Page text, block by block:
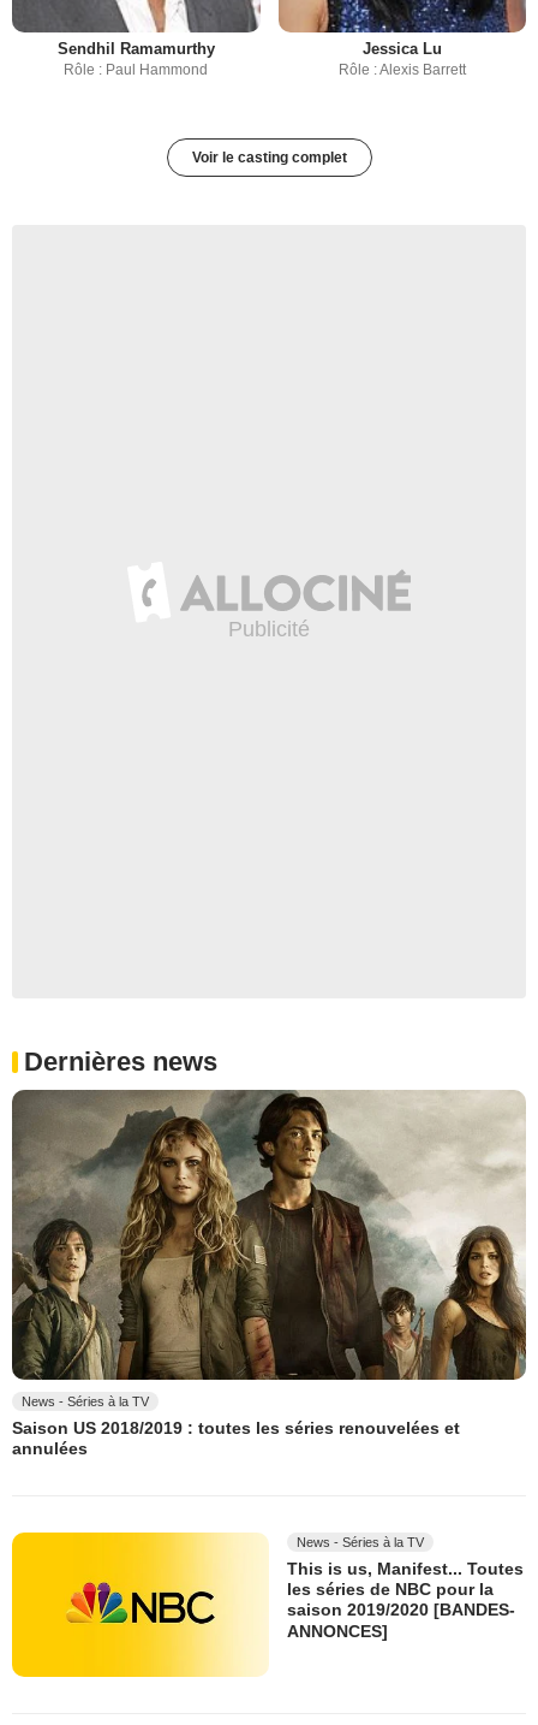
Sendhil Ramamurthy
Rôle : Paul Hammond
Jessica Lu
Rôle : Alexis Barrett
Voir le casting complet
Dernières news
News - Séries à la TV
Saison US 2018/2019 : toutes les séries renouvelées et
annulées
News - Séries à la TV
This is us, Manifest... Toutes
les séries de NBC pour la
saison 2019/2020 [BANDES-
ANNONCES]